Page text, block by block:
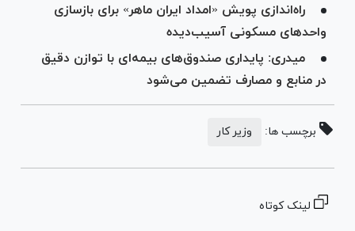
راه‌اندازی پویش «امداد ایران ماهر» برای بازسازی
واحد‌های مسکونی آسیب‌دیده ‌
میدری: پایداری صندوق‌های بیمه‌ای با توازن دقیق
در منابع و مصارف تضمین می‌شود
برچسب ها: وزیر کار
لینک کوتاه